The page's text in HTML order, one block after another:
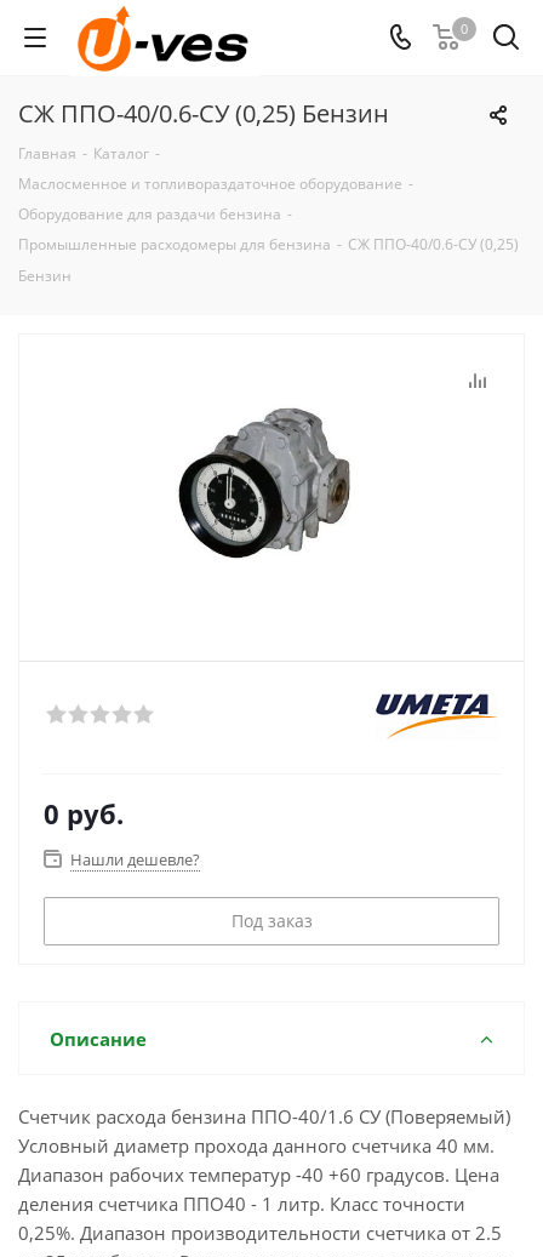
0
СЖ ППО-40/0.6-СУ (0,25) Бензин
Главная - Каталог -
Маслосменное и топливораздаточное оборудование -
Оборудование для раздачи бензина -
Промышленные расходомеры для бензина - СЖ ППО-40/0.6-СУ (0,25)
Бензин
0 руб.
Нашли дешевле?
Под заказ
Описание
Счетчик расхода бензина ППО-40/1.6 СУ (Поверяемый)
Условный диаметр прохода данного счетчика 40 мм.
Диапазон рабочих температур -40 +60 градусов. Цена
деления счетчика ППO40 - 1 литр. Класс точности
0,25%. Диапазон производительности счетчика от 2.5